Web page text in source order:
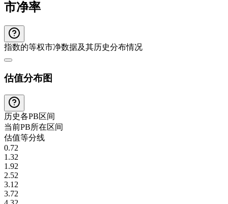
市净率
指数的等权市净数据及其历史分布情况
估值分布图
历史各PB区间
当前PB所在区间
估值等分线
0.72
1.32
1.92
2.52
3.12
3.72